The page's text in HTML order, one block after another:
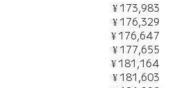
¥ 173,983
¥ 176,329
¥ 176,647
¥ 177,655
¥ 181,164
¥ 181,603